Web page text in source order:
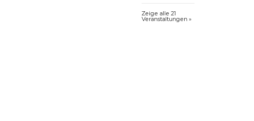
Zeige alle 21
Veranstaltungen »